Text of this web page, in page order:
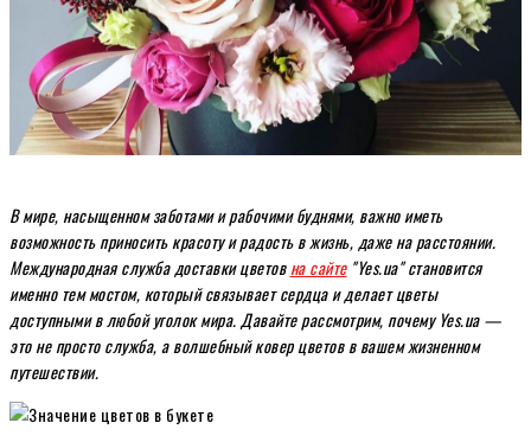
В мире, насыщенном заботами и рабочими буднями, важно иметь
возможность приносить красоту и радость в жизнь, даже на расстоянии.
Международная служба доставки цветовна сайте"Yes.ua" становится
именно тем мостом, который связывает сердца и делает цветы
доступными в любой уголок мира. Давайте рассмотрим, почему Yes.ua —
это не просто служба, а волшебный ковер цветов в вашем жизненном
путешествии.